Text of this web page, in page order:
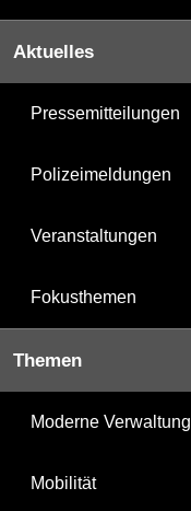
Aktuelles
Pressemitteilungen
Polizeimeldungen
Veranstaltungen
Fokusthemen
Themen
Moderne Verwaltung
Mobilität